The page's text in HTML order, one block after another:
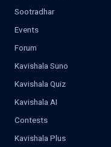
Sootradhar
Events
Forum
Kavishala Suno
Kavishala Quiz
Kavishala AI
Contests
Kavishala Plus